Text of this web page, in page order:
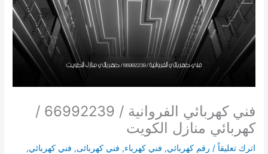
فني كهربائي الفروانية / 66992239 /
كهربائي منازل الكويت
اترك تعليقاً / رقم كهربائي, فني كهرباء, فني كهربائى, فني كهربائي,